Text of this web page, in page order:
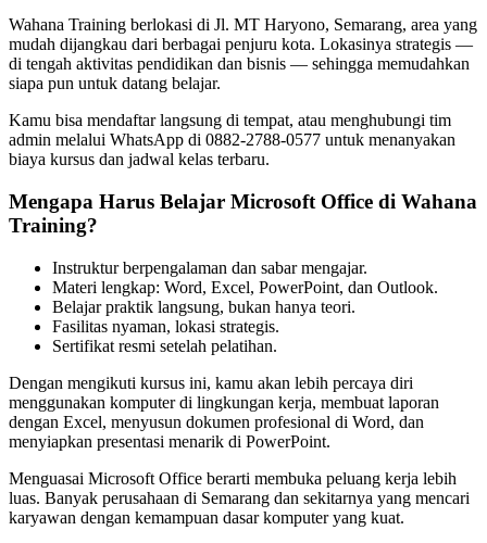
Wahana Training berlokasi di Jl. MT Haryono, Semarang, area yang
mudah dijangkau dari berbagai penjuru kota. Lokasinya strategis —
di tengah aktivitas pendidikan dan bisnis — sehingga memudahkan
siapa pun untuk datang belajar.
Kamu bisa mendaftar langsung di tempat, atau menghubungi tim
admin melalui WhatsApp di 0882-2788-0577 untuk menanyakan
biaya kursus dan jadwal kelas terbaru.
Mengapa Harus Belajar Microsoft Office di Wahana
Training?
Instruktur berpengalaman dan sabar mengajar.
Materi lengkap: Word, Excel, PowerPoint, dan Outlook.
Belajar praktik langsung, bukan hanya teori.
Fasilitas nyaman, lokasi strategis.
Sertifikat resmi setelah pelatihan.
Dengan mengikuti kursus ini, kamu akan lebih percaya diri
menggunakan komputer di lingkungan kerja, membuat laporan
dengan Excel, menyusun dokumen profesional di Word, dan
menyiapkan presentasi menarik di PowerPoint.
Menguasai Microsoft Office berarti membuka peluang kerja lebih
luas. Banyak perusahaan di Semarang dan sekitarnya yang mencari
karyawan dengan kemampuan dasar komputer yang kuat.